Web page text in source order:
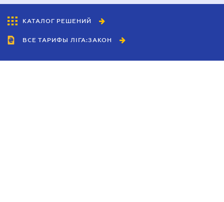
КАТАЛОГ РЕШЕНИЙ
ВСЕ ТАРИФЫ ЛІГА:ЗАКОН